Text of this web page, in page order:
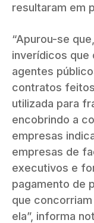
resultaram em
“Apurou-se
inverídicos que
agentes
contratos
utilizada para
encobrindo a
empresas
empresas de
executivos e
pagamento de
que
ela”, informa